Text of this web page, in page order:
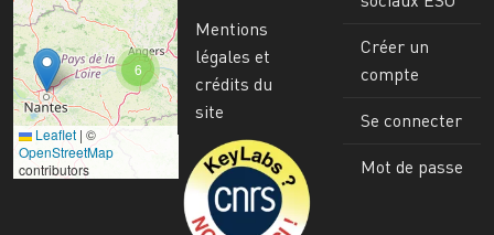
6
Leaflet | ©
OpenStreetMap
contributors
Mentions
légales et
crédits du
site
Image
Créer un
compte
Se connecter
Mot de passe